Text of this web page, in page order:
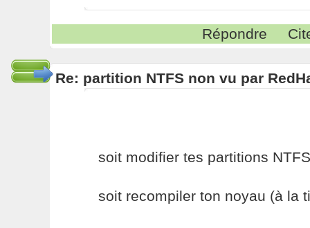
Répondre
Re: partition NTFS non vu par
soit modifier tes partitions
soit recompiler ton noyau (à la